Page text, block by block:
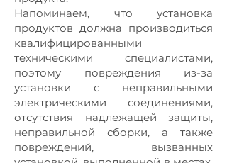
Напоминаем, что установка
продуктов должна производиться
квалифицированными
техническими специалистами,
поэтому повреждения из-за
установки с неправильными
электрическими соединениями,
отсутствия надлежащей защиты,
неправильной сборки, а также
повреждений, вызванных